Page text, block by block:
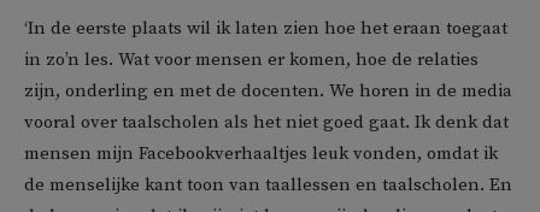
‘In de eerste plaats wil ik laten zien hoe het eraan toegaat
in zo’n les. Wat voor mensen er komen, hoe de relaties
zijn, onderling en met de docenten. We horen in de media
vooral over taalscholen als het niet goed gaat. Ik denk dat
mensen mijn Facebookverhaaltjes leuk vonden, omdat ik
de menselijke kant toon van taallessen en taalscholen. En